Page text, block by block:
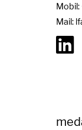
Mobil:
Mail: